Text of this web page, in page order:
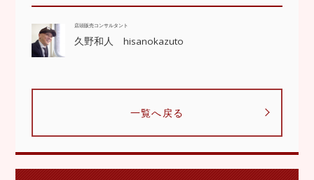
店頭販売コンサルタント
久野和人 hisanokazuto
一覧へ戻る